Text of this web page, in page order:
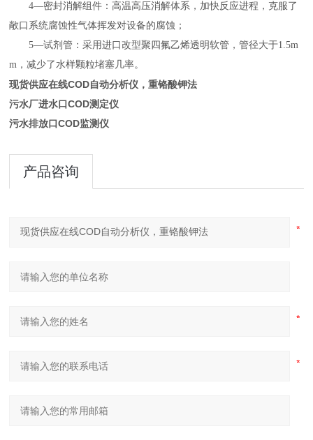
4—密封消解组件：高温高压消解体系，加快反应进程，克服了
敞口系统腐蚀性气体挥发对设备的腐蚀；
5—试剂管：采用进口改型聚四氟乙烯透明软管，管径大于1.5m
m，减少了水样颗粒堵塞几率。
现货供应在线COD自动分析仪，重铬酸钾法
污水厂进水口COD测定仪
污水排放口COD监测仪
产品咨询